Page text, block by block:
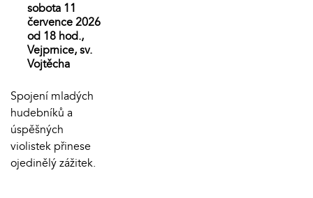
sobota 11
července 2026
od 18 hod.,
Vejprnice, sv.
Vojtěcha
Spojení mladých
hudebníků a
úspěšných
violistek přinese
ojedinělý zážitek.